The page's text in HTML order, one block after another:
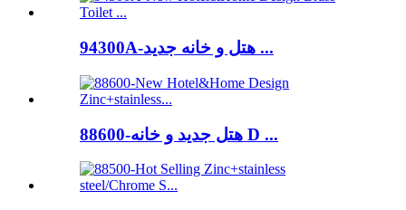
94300A-هتل و خانه جدید ...
88600-هتل جدید و خانه D ...